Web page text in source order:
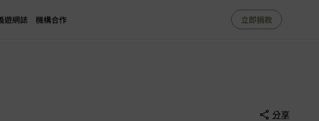
遊網誌 機構合作 立即捐款
分享